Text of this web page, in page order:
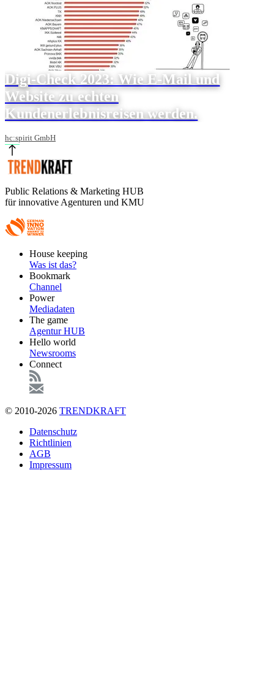
Digi-Check 2023: Wie E-Mail und
Website zu echten
Kundenerlebnisreisen werden.
hc:spirit GmbH
Public Relations & Marketing HUB
für innovative Agenturen und KMU
FooterHouse keeping
Was ist das?
Bookmark
Channel
Power
Mediadaten
The game
Agentur HUB
Hello world
Newsrooms
Connect
© 2010-2026 TRENDKRAFT
FußzeileDatenschutz
Richtlinien
AGB
Impressum